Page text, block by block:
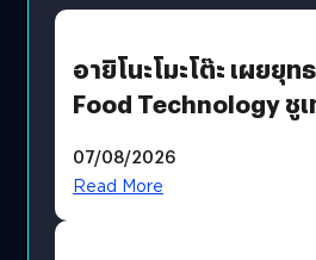
อายิโนะโมะโต๊ะ เผยยุ
Food Technology ชูเ
บริโภคและ B2B
07/08/2026
Read More